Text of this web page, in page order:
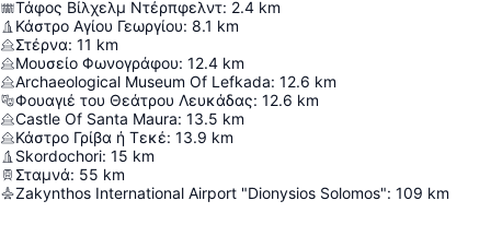
Τάφος Βίλχελμ Ντέρπφελντ: 2.4 km
Κάστρο Αγίου Γεωργίου: 8.1 km
Στέρνα: 11 km
Μουσείο Φωνογράφου: 12.4 km
Archaeological Museum Of Lefkada: 12.6 km
Φουαγιέ του Θεάτρου Λευκάδας: 12.6 km
Castle Of Santa Maura: 13.5 km
Κάστρο Γρίβα ή Τεκέ: 13.9 km
Skordochori: 15 km
Σταμνά: 55 km
Zakynthos International Airport "Dionysios Solomos": 109 km